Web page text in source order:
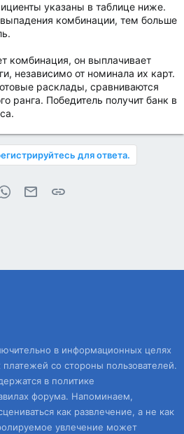
указаны в таблице ниже.
комбинации, тем больше
комбинация, он выплачивает
независимо от номинала их карт.
расклады, сравниваются
ранга. Победитель получит банк в
для ответа.
WhatsAppЭлектронная почта
Ссылка
в информационных целях
со стороны пользователей.
в политике
форума. Напоминаем,
как развлечение, а не как
увлечение может